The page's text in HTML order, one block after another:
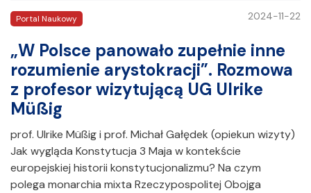
Portal Naukowy 2024-11-22
„W Polsce panowało zupełnie inne
rozumienie arystokracji”. Rozmowa
z profesor wizytującą UG Ulrike
Müßig
prof. Ulrike Müßig i prof. Michał Gałędek (opiekun wizyty)
Jak wygląda Konstytucja 3 Maja w kontekście
europejskiej historii konstytucjonalizmu? Na czym
polega monarchia mixta Rzeczypospolitej Obojga